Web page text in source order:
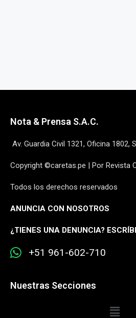
Nota & Prensa S.A.C.
Av. Guardia Civil 1321, Oficina 1802,
Copyright ©caretas.pe | Por Revista
Todos los derechos reservados
ANUNCIA CON NOSOTROS
¿TIENES UNA DENUNCIA?
+51 961-602-710
Nuestras Secciones